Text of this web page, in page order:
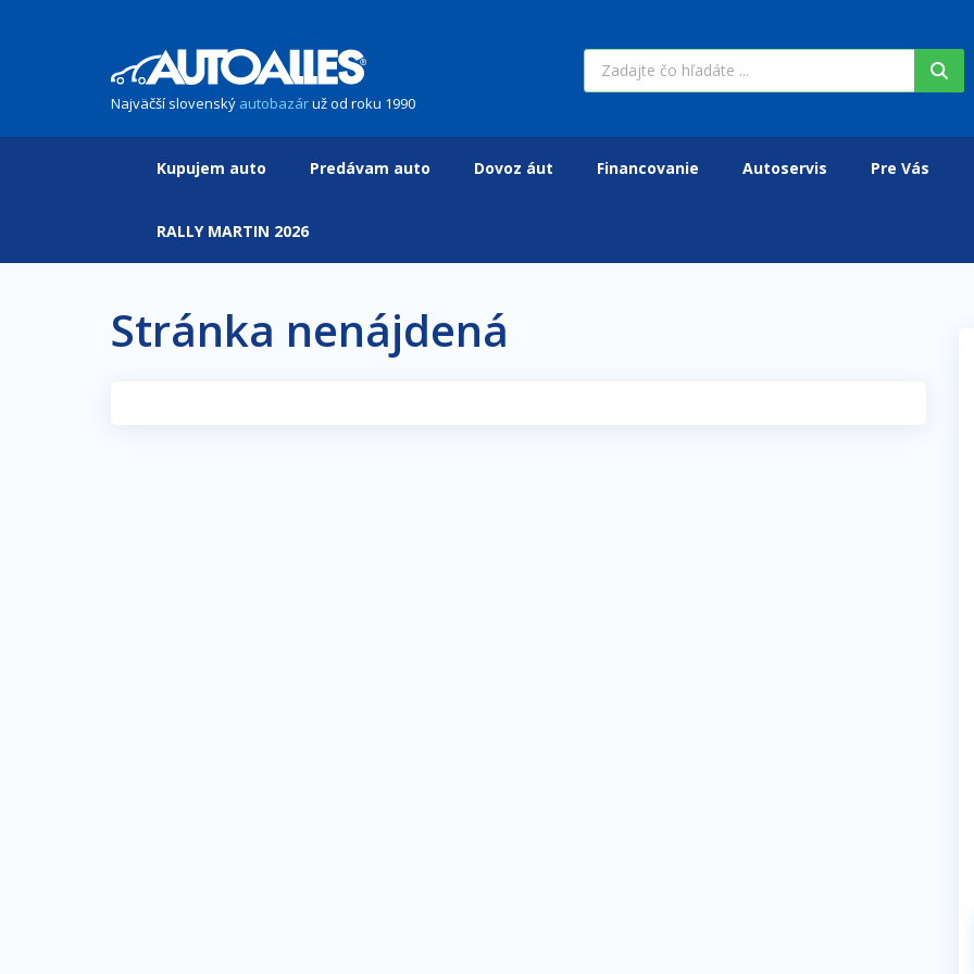
Najväčší slovenský autobazáruž od roku 1990
Kupujem auto Predávam auto Dovoz áut Financovanie Autoservis Pre Vás
RALLY MARTIN 2026
Stránka nenájdená